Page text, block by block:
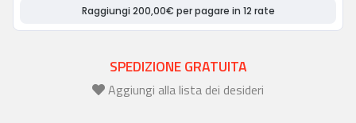
SPEDIZIONE GRATUITA
Aggiungi alla lista dei desideri